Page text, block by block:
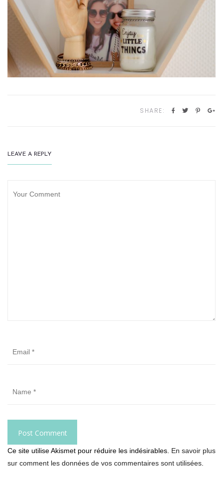
SHARE:
LEAVE A REPLY
Ce site utilise Akismet pour réduire les indésirables. En savoir plus
sur comment les données de vos commentaires sont utilisées